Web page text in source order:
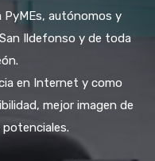
autónomos y
Ildefonso y de toda
en Internet y como
mejor imagen de